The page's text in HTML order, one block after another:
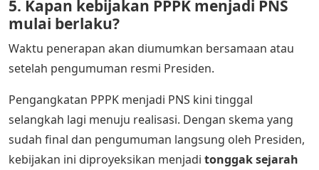
5. Kapan kebijakan PPPK menjadi PNS
mulai berlaku?
Waktu penerapan akan diumumkan bersamaan atau
setelah pengumuman resmi Presiden.
Pengangkatan PPPK menjadi PNS kini tinggal
selangkah lagi menuju realisasi. Dengan skema yang
sudah final dan pengumuman langsung oleh Presiden,
kebijakan ini diproyeksikan menjadi tonggak sejarah